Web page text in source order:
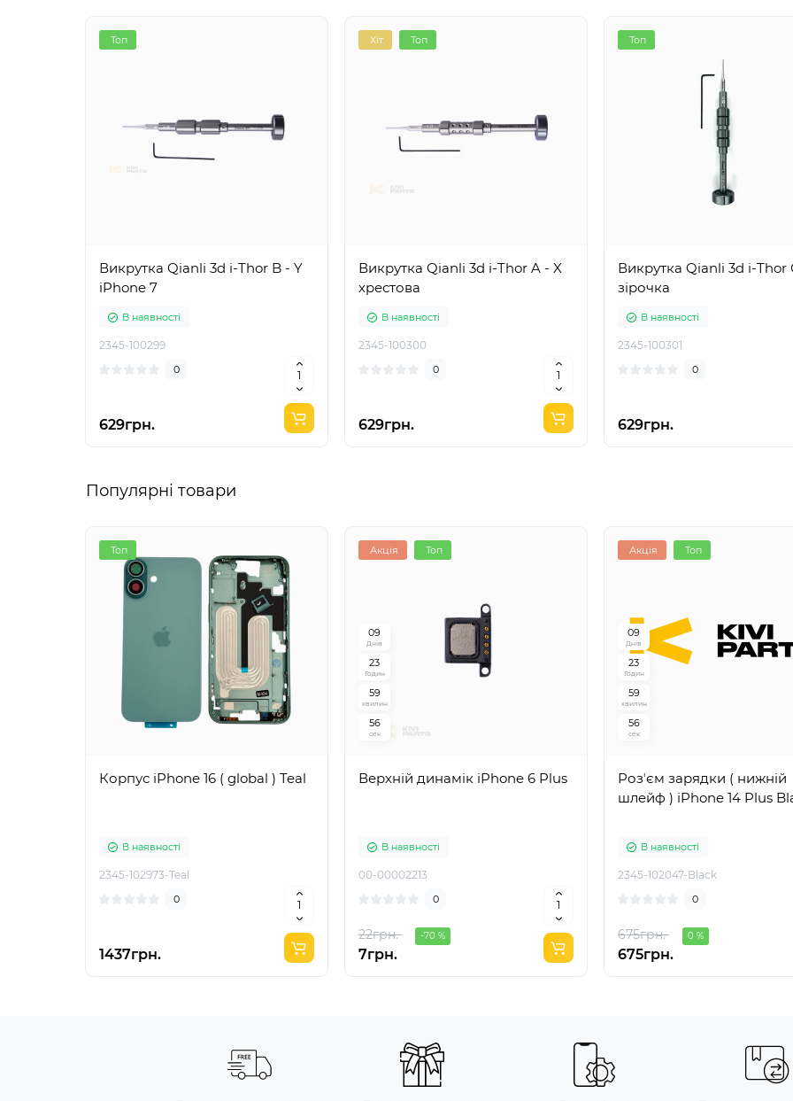
Топ
Викрутка Qianli 3d i-Thor B - Y
iPhone 7
В наявності
2345-100299
0
629грн.
Хіт Топ
Викрутка Qianli 3d i-Thor A - X
хрестова
В наявності
2345-100300
0
629грн.
Топ
Викрутка Qianli 3d i-Thor
зірочка
В наявності
2345-100301
0
629грн.
Популярні товари
Топ
Корпус iPhone 16 ( global ) Teal
В наявності
2345-102973-Teal
0
1437грн.
Акція Топ
09
Днів
23
Годин
59
хвилин
55
сек
Верхній динамік iPhone 6 Plus
В наявності
00-00002213
0
22грн. -70 %
7грн.
Акція Топ
09
Днів
23
Годин
59
хвилин
55
сек
Розʼєм зарядки ( нижній
шлейф ) iPhone 14 Plus
В наявності
2345-102047-Black
0
675грн. 0 %
675грн.